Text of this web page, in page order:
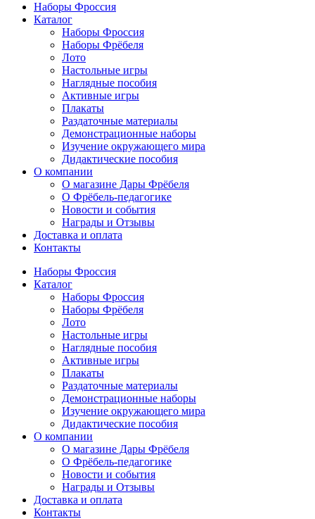
Наборы Фроссия
Каталог
Наборы Фроссия
Наборы Фрёбеля
Лото
Настольные игры
Наглядные пособия
Активные игры
Плакаты
Раздаточные материалы
Демонстрационные наборы
Изучение окружающего мира
Дидактические пособия
О компании
О магазине Дары Фрёбеля
О Фрёбель-педагогике
Новости и события
Награды и Отзывы
Доставка и оплата
Контакты
Наборы Фроссия
Каталог
Наборы Фроссия
Наборы Фрёбеля
Лото
Настольные игры
Наглядные пособия
Активные игры
Плакаты
Раздаточные материалы
Демонстрационные наборы
Изучение окружающего мира
Дидактические пособия
О компании
О магазине Дары Фрёбеля
О Фрёбель-педагогике
Новости и события
Награды и Отзывы
Доставка и оплата
Контакты